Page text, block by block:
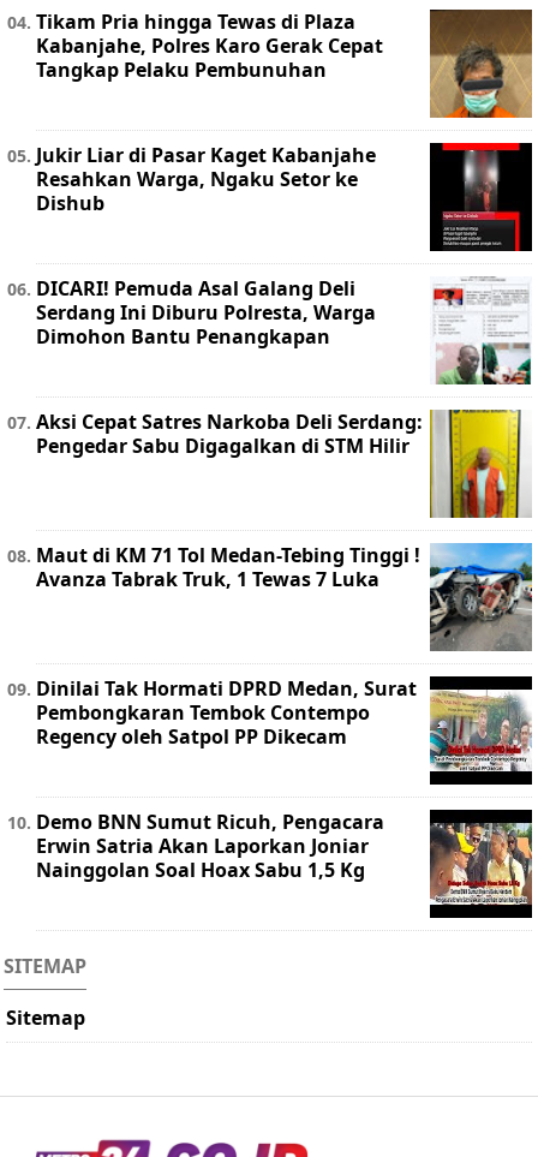
Tikam Pria hingga Tewas di Plaza
Kabanjahe, Polres Karo Gerak Cepat
Tangkap Pelaku Pembunuhan
Jukir Liar di Pasar Kaget Kabanjahe
Resahkan Warga, Ngaku Setor ke
Dishub
DICARI! Pemuda Asal Galang Deli
Serdang Ini Diburu Polresta, Warga
Dimohon Bantu Penangkapan
Aksi Cepat Satres Narkoba Deli Serdang:
Pengedar Sabu Digagalkan di STM Hilir
Maut di KM 71 Tol Medan-Tebing Tinggi !
Avanza Tabrak Truk, 1 Tewas 7 Luka
Dinilai Tak Hormati DPRD Medan, Surat
Pembongkaran Tembok Contempo
Regency oleh Satpol PP Dikecam
Demo BNN Sumut Ricuh, Pengacara
Erwin Satria Akan Laporkan Joniar
Nainggolan Soal Hoax Sabu 1,5 Kg
SITEMAP
Sitemap